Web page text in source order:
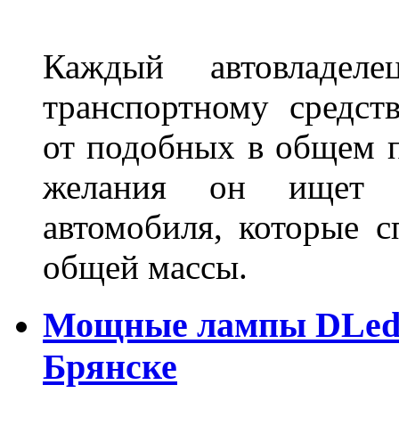
Каждый
транспортному
от подобных в общем
желания он ищет
автомобиля, которые
общей массы.
Мощные лампы DLed
Брянске